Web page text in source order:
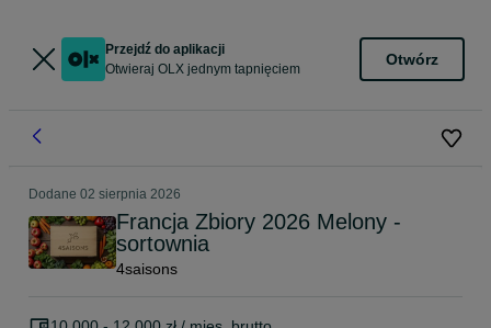
Przejdź do aplikacji
Otwieraj OLX jednym tapnięciem
Otwórz
Dodane 02 sierpnia 2026
Francja Zbiory 2026 Melony -
sortownia
4saisons